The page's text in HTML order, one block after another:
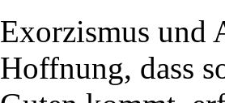
Exorzismus und
Hoffnung, dass